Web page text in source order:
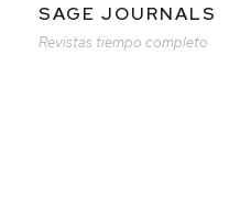
SAGE JOURNALS
Revistas tiempo completo